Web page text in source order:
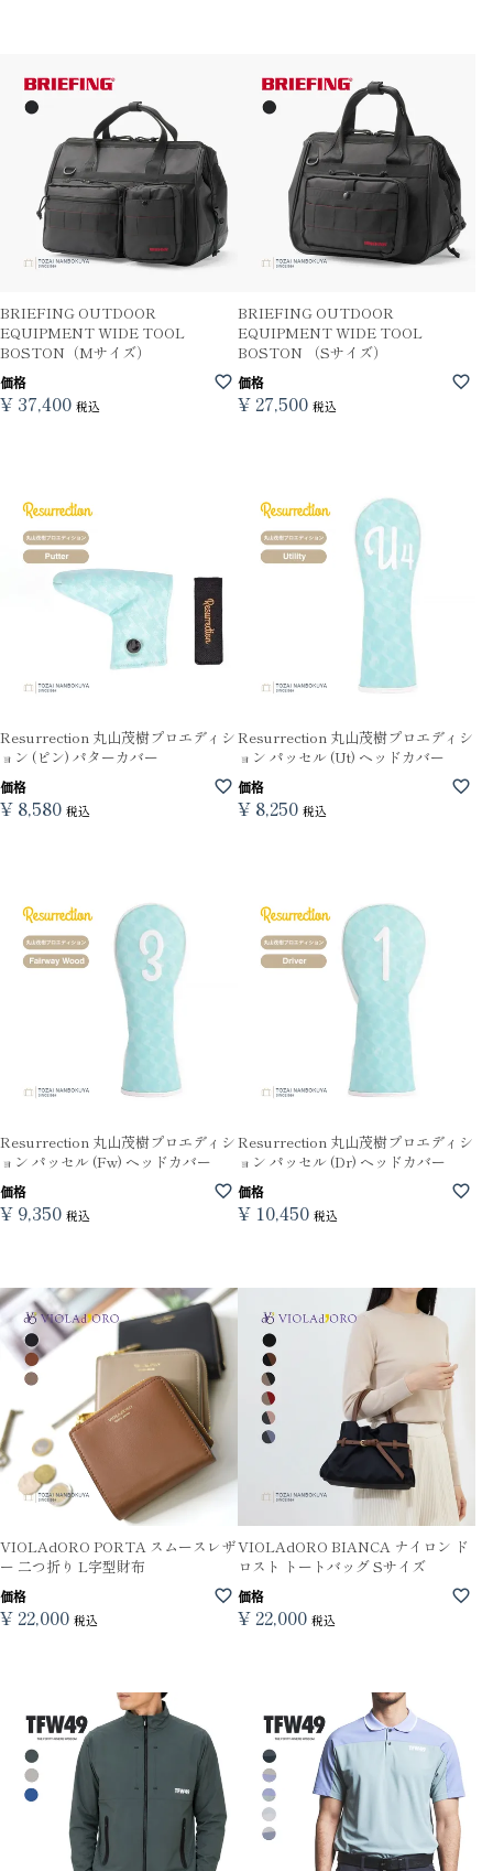
BRIEFING OUTDOOR
EQUIPMENT WIDE TOOL
BOSTON（Mサイズ）
価格
¥ 37,400 税込
BRIEFING OUTDOOR
EQUIPMENT WIDE TOOL
BOSTON （Sサイズ）
価格
¥ 27,500 税込
Resurrection 丸山茂樹プロエディシ
ョン (ピン) パターカバー
価格
¥ 8,580 税込
Resurrection 丸山茂樹プロエディシ
ョン パッセル (Ut) ヘッドカバー
価格
¥ 8,250 税込
Resurrection 丸山茂樹プロエディシ
ョン パッセル (Fw) ヘッドカバー
価格
¥ 9,350 税込
Resurrection 丸山茂樹プロエディシ
ョン パッセル (Dr) ヘッドカバー
価格
¥ 10,450 税込
VIOLAdORO PORTA スムースレザ
ー 二つ折り L字型財布
価格
¥ 22,000 税込
VIOLAdORO BIANCA ナイロン ド
ロスト トートバッグ Sサイズ
価格
¥ 22,000 税込